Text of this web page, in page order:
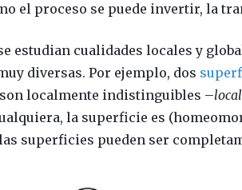
el proceso se puede invertir, la
estudian cualidades locales y
diversas. Por ejemplo, dos
localmente indistinguibles –
la superficie es
superficies pueden ser